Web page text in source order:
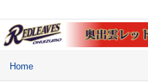
Home